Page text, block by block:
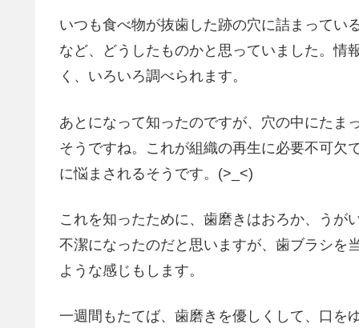
いつも食べ物が抜歯した跡の穴に詰まってい
など、どうしたものかと思っていました。情
く、いろいろ調べられます。
あとになって知ったのですが、穴の中にたま
そうですね。これが組織の再生に必要不可欠
に悩まされるそうです。(>_<)
これを知ったために、歯磨きはおろか、うが
不潔になったのだと思いますが、歯ブラシを
ような感じもします。
一週間もたてば、歯磨きを優しくして、口を